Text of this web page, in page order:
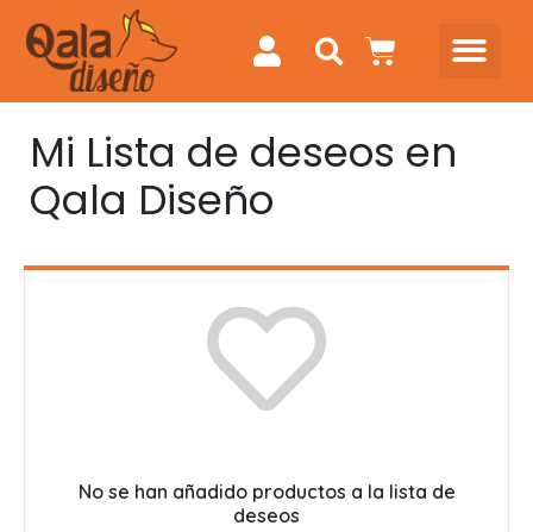
Mi Lista de deseos en
Qala Diseño
No se han añadido productos a la lista de
deseos